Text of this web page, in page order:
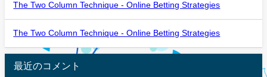
The Two Column Technique - Online Betting Strategies
The Two Column Technique - Online Betting Strategies
最近のコメント